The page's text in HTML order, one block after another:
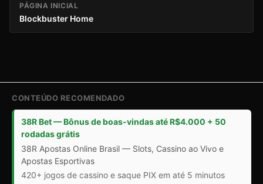
PÁGINA INICIAL
Blockbuster Home
CONTEÚDO RECOMENDADO
38R Bet — Bônus de boas-vindas até R$4.000 + 50
rodadas grátis
38R Apostas Online Brasil — Slots, Cassino ao Vivo e
Apostas Esportivas
420+ jogos de cassino e saque PIX em até 5 minutos